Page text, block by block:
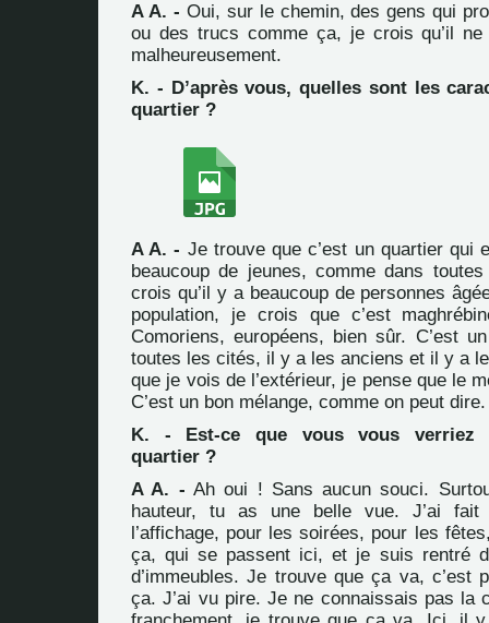
A A. - Oui, sur le chemin, des gens qui
ou des trucs comme ça, je crois qu’il ne
malheureusement.
K. - D’après vous, quelles sont les
quartier ?
A A. - Je trouve que c’est un quartier qui
beaucoup de jeunes, comme dans
crois qu’il y a beaucoup de personnes
population, je crois que c’est
Comoriens, européens, bien sûr. C’est
toutes les cités, il y a les anciens et il y a
que je vois de l’extérieur, je pense que le
C’est un bon mélange, comme on peut dire.
K. - Est-ce que vous vous verriez
quartier ?
A A. - Ah oui ! Sans aucun souci.
hauteur, tu as une belle vue. J’ai fait
l’affichage, pour les soirées, pour les
ça, qui se passent ici, et je suis rentré
d’immeubles. Je trouve que ça va, c’est
ça. J’ai vu pire. Je ne connaissais pas la